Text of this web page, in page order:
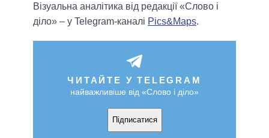
Візуальна аналітика від редакції «Слово і
діло» – у Telegram-каналі Pics&Maps.
ЧИТАЙТЕ У TELEGRAM
найважливіше від «Слово і діло»
Підписатися